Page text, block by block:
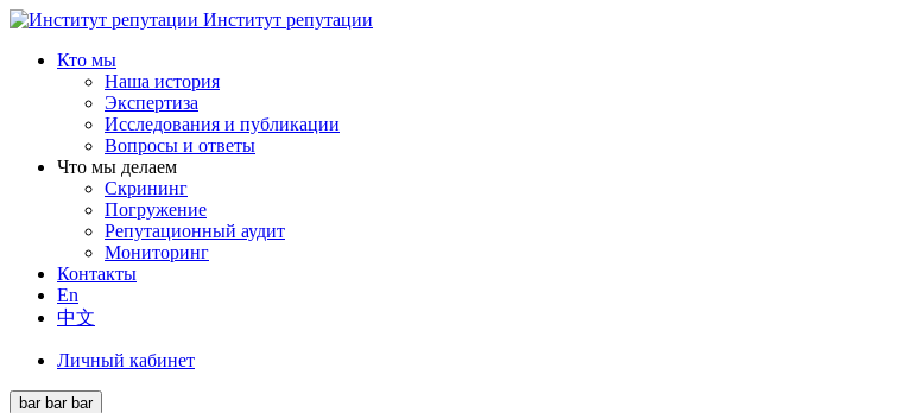
Институт репутации
Кто мы
Наша история
Экспертиза
Исследования и публикации
Вопросы и ответы
Что мы делаем
Скрининг
Погружение
Репутационный аудит
Мониторинг
Контакты
En
中文
Личный кабинет
bar bar bar